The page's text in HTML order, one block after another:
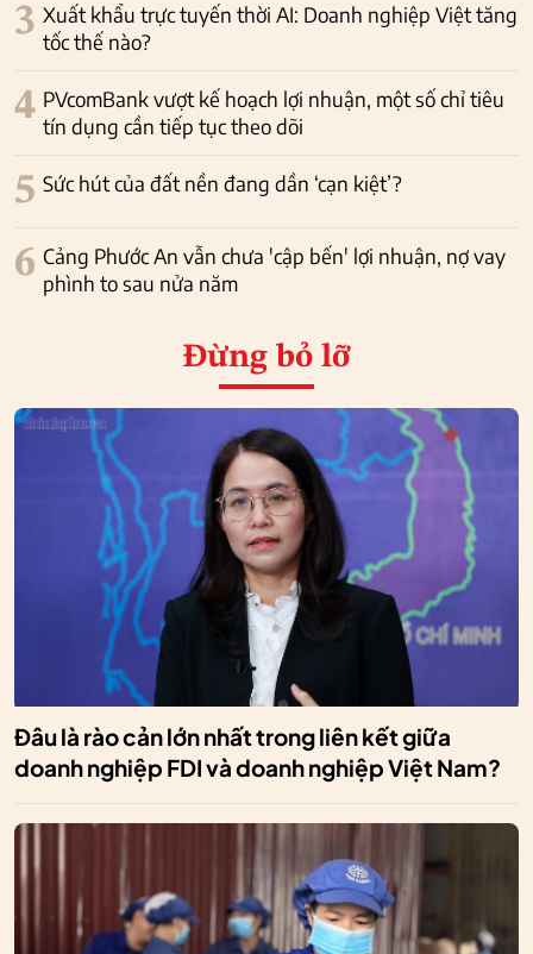
3 Xuất khẩu trực tuyến thời AI: Doanh nghiệp Việt tăng
tốc thế nào?
4 PVcomBank vượt kế hoạch lợi nhuận, một số chỉ tiêu
tín dụng cần tiếp tục theo dõi
5 Sức hút của đất nền đang dần ‘cạn kiệt’?
6 Cảng Phước An vẫn chưa 'cập bến' lợi nhuận, nợ vay
phình to sau nửa năm
Đừng bỏ lỡ
Đâu là rào cản lớn nhất trong liên kết giữa
doanh nghiệp FDI và doanh nghiệp Việt Nam?